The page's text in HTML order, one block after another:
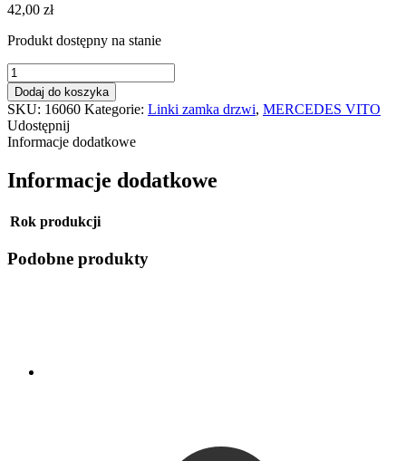
42,00 zł
Produkt dostępny na stanie
ilość
Linka
zamka
drzwi
Mercedes
Vito
Dodaj do koszyka
SKU: 16060 Kategorie: Linki zamka drzwi, MERCEDES VITO
Udostępnij
Informacje dodatkowe
Informacje dodatkowe
Rok produkcji
Podobne produkty